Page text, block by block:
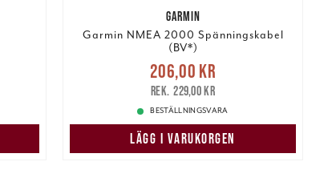
GARMIN
Garmin NMEA 2000 Spänningskabel
(BV*)
Nuvarande pris
Tidigare pris
206,00 kr
229,00 kr
BESTÄLLNINGSVARA
LÄGG I VARUKORGEN